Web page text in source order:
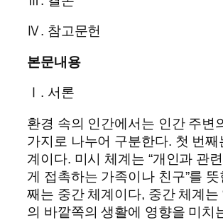
Ⅳ. 참고문헌
본문내용
Ⅰ. 서론
환경 속의 인간에서는 인간 주변
가지로 나누어 구분한다. 첫 번째
계이다. 미시 체계는 “개인과 관
게 접촉하는 가족이나 친구”를 뜻
째는 중간 체계이다, 중간 체계는
의 바깥쪽의 생활에 영향을 미치